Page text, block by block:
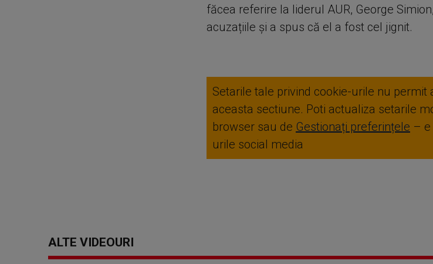
făcea referire la liderul AUR, George
acuzațiile și a spus că el a fost cel jignit.
Setarile tale privind cookie-urile nu permit
aceasta sectiune. Poti actualiza setarile
browser sau de Gestionați preferințele – e
urile social media
ALTE VIDEOURI